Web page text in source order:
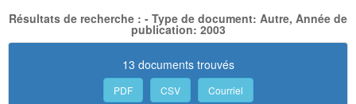
Résultats de recherche : - Type de document: Autre, Année de
publication: 2003
13 documents trouvés
PDF CSV Courriel